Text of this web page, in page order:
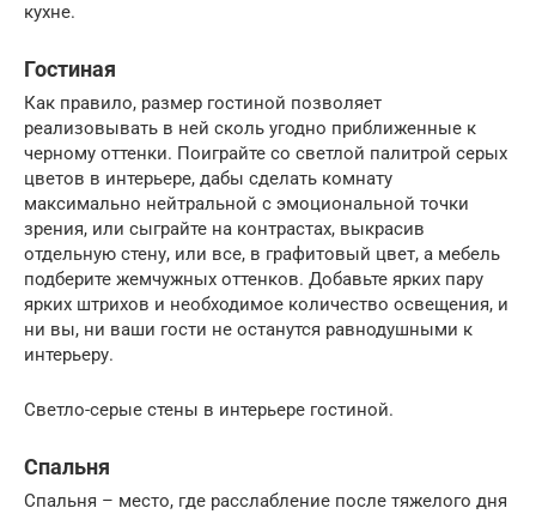
кухне.
Гостиная
Как правило, размер гостиной позволяет
реализовывать в ней сколь угодно приближенные к
черному оттенки. Поиграйте со светлой палитрой серых
цветов в интерьере, дабы сделать комнату
максимально нейтральной с эмоциональной точки
зрения, или сыграйте на контрастах, выкрасив
отдельную стену, или все, в графитовый цвет, а мебель
подберите жемчужных оттенков. Добавьте ярких пару
ярких штрихов и необходимое количество освещения, и
ни вы, ни ваши гости не останутся равнодушными к
интерьеру.
Светло-серые стены в интерьере гостиной.
Спальня
Спальня – место, где расслабление после тяжелого дня